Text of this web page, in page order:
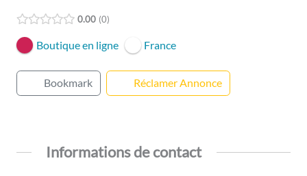
0.00 0
Boutique en ligne France
Bookmark Réclamer Annonce
Informations de contact